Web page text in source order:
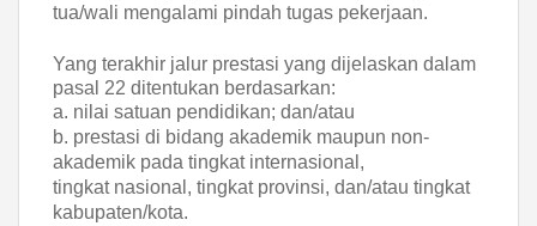
tua/wali mengalami pindah tugas pekerjaan.
Yang terakhir jalur prestasi yang dijelaskan dalam
pasal 22 ditentukan berdasarkan:
a. nilai satuan pendidikan; dan/atau
b. prestasi di bidang akademik maupun non-
akademik pada tingkat internasional,
tingkat nasional, tingkat provinsi, dan/atau tingkat
kabupaten/kota.